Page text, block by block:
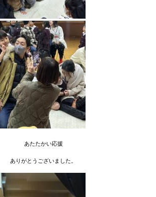
あたたかい応援
ありがとうございました。